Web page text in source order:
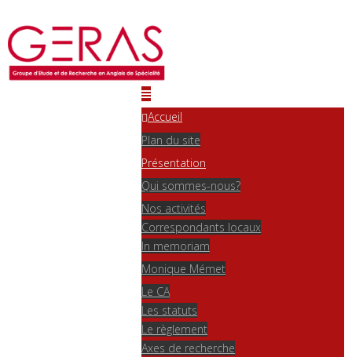
Accueil
Plan du site
Présentation
Qui sommes-nous?
Nos activités
Correspondants locaux
In memoriam
Monique Mémet
Le CA
Les statuts
Le règlement
Axes de recherche